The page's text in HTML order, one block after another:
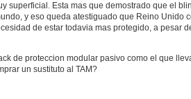
superficial. Esta mas que demostrado que el
y eso queda atestiguado que Reino Unido
de estar todavia mas protegido, a pesar
de proteccion modular pasivo como el que
un sustituto al TAM?